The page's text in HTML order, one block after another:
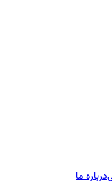
درباره ما